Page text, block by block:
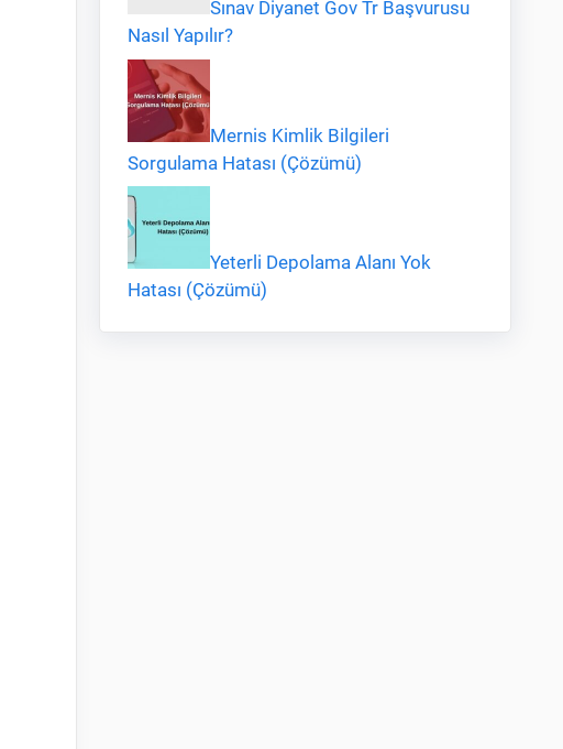
Sınav Diyanet Gov Tr Başvurusu
Nasıl Yapılır?
Mernis Kimlik Bilgileri
Sorgulama Hatası (Çözümü)
Yeterli Depolama Alanı Yok
Hatası (Çözümü)